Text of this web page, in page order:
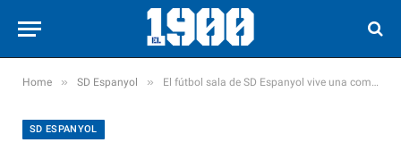
Home » SD Espanyol » El fútbol sala de SD Espanyol vive una complicada jornada marcada por la lluvia
SD ESPANYOL